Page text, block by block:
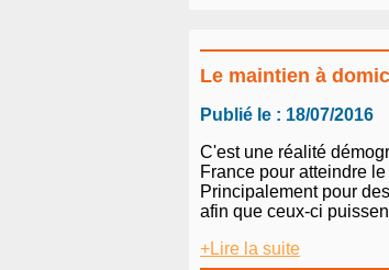
Le maintien à
Publié le : 18/07/2016
C'est une réalité
France pour atteindre
Principalement pour
afin que ceux-ci
+Lire la suite